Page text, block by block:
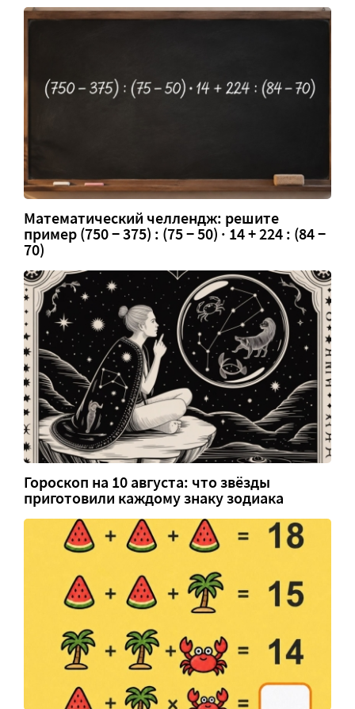
Математический челлендж: решите
пример (750 − 375) : (75 − 50) · 14 + 224 : (84 −
70)
Гороскоп на 10 августа: что звёзды
приготовили каждому знаку зодиака